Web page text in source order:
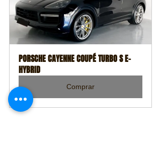
PORSCHE CAYENNE COUPÉ TURBO S E-
HYBRID
Comprar